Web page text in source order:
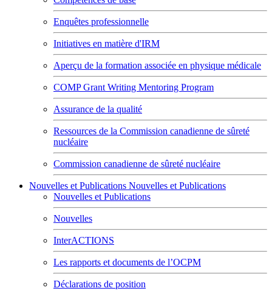
Enquêtes professionnelle
Initiatives en matière d'IRM
Aperçu de la formation associée en physique médicale
COMP Grant Writing Mentoring Program
Assurance de la qualité
Ressources de la Commission canadienne de sûreté
nucléaire
Commission canadienne de sûreté nucléaire
Nouvelles et Publications Nouvelles et Publications
Nouvelles et Publications
Nouvelles
InterACTIONS
Les rapports et documents de l’OCPM
Déclarations de position